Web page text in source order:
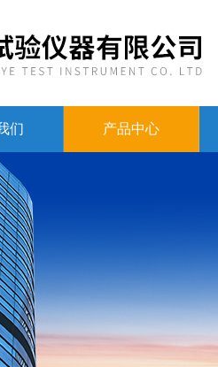
们 产品中心